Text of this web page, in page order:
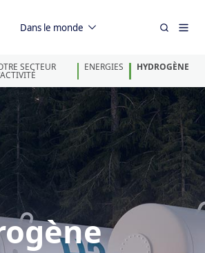
Dans le monde
SECTEUR ENERGIES HYDROGÈNE